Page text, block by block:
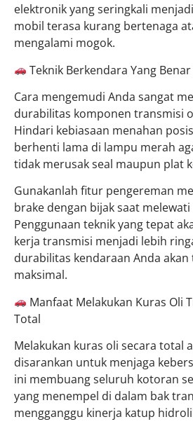
elektronik yang seringkali
mobil terasa kurang bertenaga
mengalami mogok.
Teknik Berkendara Yang
Cara mengemudi Anda sangat
durabilitas komponen transmisi
Hindari kebiasaan menahan
berhenti lama di lampu merah
tidak merusak seal maupun plat
Gunakanlah fitur pengereman
brake dengan bijak saat
Penggunaan teknik yang tepat
kerja transmisi menjadi lebih
durabilitas kendaraan Anda
maksimal.
Manfaat Melakukan Kuras Oli
Total
Melakukan kuras oli secara total
disarankan untuk menjaga
ini membuang seluruh kotoran
yang menempel di dalam bak
mengganggu kinerja katup